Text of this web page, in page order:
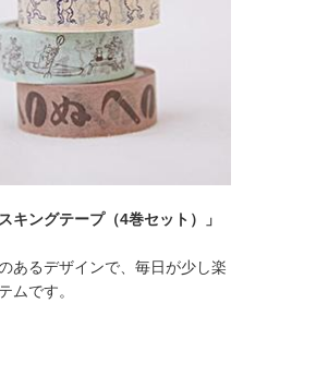
キングテープ（4巻セット）」
あるデザインで、毎日が少し楽
ムです。